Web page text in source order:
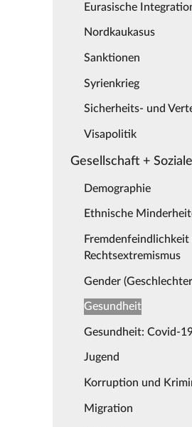
Eurasische
Nordkaukasus
Sanktionen
Syrienkrieg
Sicherheits- und
Visapolitik
Gesellschaft +
Demographie
Ethnische
Fremdenfeindlichkeit
Rechtsextremismus
Gender
Gesundheit
Gesundheit: Covid-
Jugend
Korruption und
Migration